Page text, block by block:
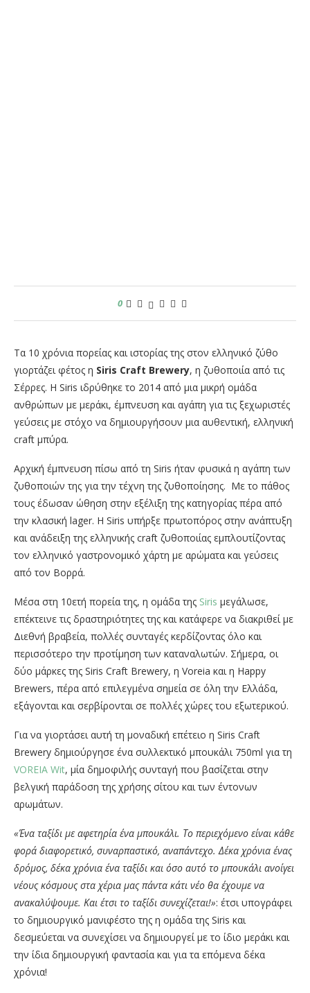
0
Τα 10 χρόνια πορείας και ιστορίας της στον ελληνικό ζύθο
γιορτάζει φέτος η Siris Craft Brewery, η ζυθοποιία από τις
Σέρρες. Η Siris ιδρύθηκε το 2014 από μια μικρή ομάδα
ανθρώπων με μεράκι, έμπνευση και αγάπη για τις ξεχωριστές
γεύσεις με στόχο να δημιουργήσουν μια αυθεντική, ελληνική
craft μπύρα.
Αρχική έμπνευση πίσω από τη Siris ήταν φυσικά η αγάπη των
ζυθοποιών της για την τέχνη της ζυθοποίησης. Με το πάθος
τους έδωσαν ώθηση στην εξέλιξη της κατηγορίας πέρα από
την κλασική lager. Η Siris υπήρξε πρωτοπόρος στην ανάπτυξη
και ανάδειξη της ελληνικής craft ζυθοποιίας εμπλουτίζοντας
τον ελληνικό γαστρονομικό χάρτη με αρώματα και γεύσεις
από τον Βορρά.
Μέσα στη 10ετή πορεία της, η ομάδα της Siris μεγάλωσε,
επέκτεινε τις δραστηριότητες της και κατάφερε να διακριθεί με
Διεθνή βραβεία, πολλές συνταγές κερδίζοντας όλο και
περισσότερο την προτίμηση των καταναλωτών. Σήμερα, οι
δύο μάρκες της Siris Craft Brewery, η Voreia και η Happy
Brewers, πέρα από επιλεγμένα σημεία σε όλη την Ελλάδα,
εξάγονται και σερβίρονται σε πολλές χώρες του εξωτερικού.
Για να γιορτάσει αυτή τη μοναδική επέτειο η Siris Craft
Brewery δημιούργησε ένα συλλεκτικό μπουκάλι 750ml για τη
VOREIA Wit, μία δημοφιλής συνταγή που βασίζεται στην
βελγική παράδοση της χρήσης σίτου και των έντονων
αρωμάτων.
«Ένα ταξίδι με αφετηρία ένα μπουκάλι. Το περιεχόμενο είναι κάθε
φορά διαφορετικό, συναρπαστικό, αναπάντεχο. Δέκα χρόνια ένας
δρόμος, δέκα χρόνια ένα ταξίδι και όσο αυτό το μπουκάλι ανοίγει
νέους κόσμους στα χέρια μας πάντα κάτι νέο θα έχουμε να
ανακαλύψουμε. Και έτσι το ταξίδι συνεχίζεται!»: έτσι υπογράφει
το δημιουργικό μανιφέστο της η ομάδα της Siris και
δεσμεύεται να συνεχίσει να δημιουργεί με το ίδιο μεράκι και
την ίδια δημιουργική φαντασία και για τα επόμενα δέκα
χρόνια!